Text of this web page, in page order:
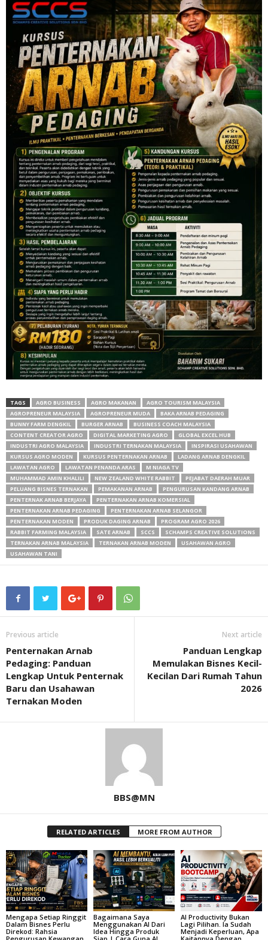
TAGS AGRO BUSINESS AGRO MAKANAN
AGRO TOURISM MALAYSIA
AGROPRENEUR MALAYSIA
AGROPRENEUR MUDA
BAKA ARNAB PEDAGING
BUNNY FARM DENGKIL
BURGER ARNAB
BUSINESS COACH MALAYSIA
CONTENT CREATOR AGRO
DIGITAL MARKETING AGRO
GLOBAL EXCEL HUB
INDUSTRI AGRO MALAYSIA
INDUSTRI TERNAKAN MALAYSIA
INSPIRASI USAHAWAN
KURSUS AGRO MODEN
KURSUS PENTERNAKAN ARNAB
LADANG ARNAB DENGKIL
LAWATAN AGRO
LAWATAN PENANDA ARAS
M NIAGA TV
MUHAMMAD AMIN KHALILI
NEW ZEALAND WHITE RABBIT
PEJABAT DAERAH MUAR
PELUANG BISNES TERNAKAN
PEMAKANAN ARNAB
PENGURUSAN KANDANG ARNAB
PENTERNAK ARNAB BERJAYA
PENTERNAKAN ARNAB KOMERSIAL
PENTERNAKAN ARNAB PEDAGING
PENTERNAKAN ARNAB SELANGOR
PENTERNAKAN MODEN
PRODUK DAGING ARNAB
PROGRAM AGRO 2026
RABBIT FARMING MALAYSIA
SATE ARNAB SCCS
SCHAMPS CREATIVE SOLUTIONS
TERNAKAN ARNAB MALAYSIA
TERNAKAN ARNAB MODEN
USAHAWAN AGRO
USAHAWAN TANI
Previous article
Penternakan Arnab
Pedaging: Panduan
Lengkap Untuk Penternak
Baru dan Usahawan
Ternakan Moden
Next article
Panduan Lengkap
Memulakan Bisnes Kecil-
Kecilan Dari Rumah Tahun
2026
BBS@MN
RELATED ARTICLES MORE FROM AUTHOR
Mengapa Setiap Ringgit
Dalam Bisnes Perlu
Direkod: Rahsia
Bagaimana Saya
Menggunakan AI Dari
Idea Hingga Produk
AI Productivity Bukan
Lagi Pilihan. Ia Sudah
Menjadi Keperluan, Apa